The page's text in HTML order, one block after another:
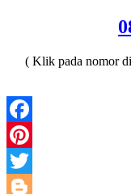
( Klik pada nomor
Facebook
Pinterest
Twitter